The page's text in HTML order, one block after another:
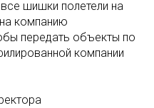
шишки полетели на
компанию
передать объекты по
компании